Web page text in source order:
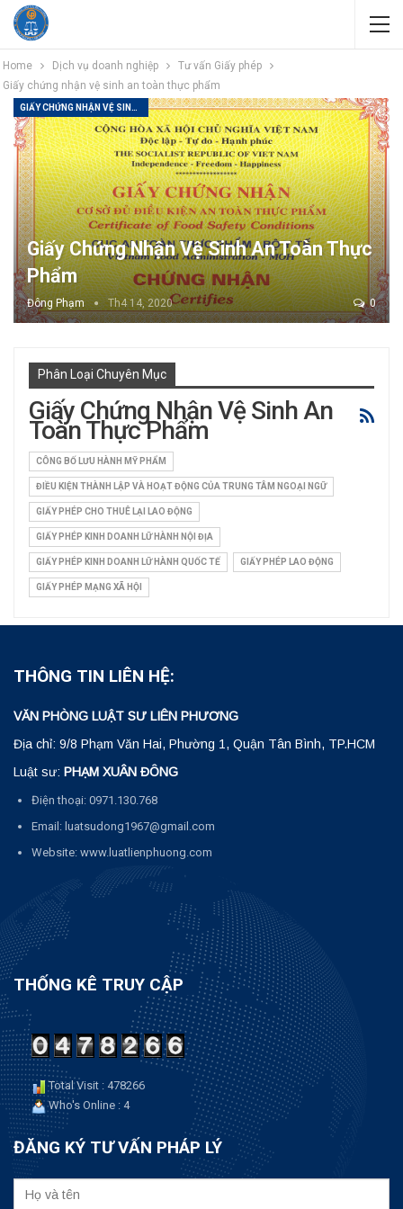
Home Dịch vụ doanh nghiệp
Tư vấn Giấy phép
Giấy chứng nhận vệ sinh an toàn thực phẩm
GIẤY CHỨNG NHẬN VỆ SINH AN TOÀN THỰC PHẨM
Giấy Chứng Nhận Vệ Sinh An Toàn Thực
Phẩm
Đông Phạm Th4 14, 2020 0
Phân Loại Chuyên Mục
Giấy Chứng Nhận Vệ Sinh An
Toàn Thực Phẩm
CÔNG BỐ LƯU HÀNH MỸ PHẨM
ĐIỀU KIỆN THÀNH LẬP VÀ HOẠT ĐỘNG CỦA TRUNG TÂM NGOẠI NGỮ
GIẤY PHÉP CHO THUÊ LẠI LAO ĐỘNG
GIẤY PHÉP KINH DOANH LỮ HÀNH NỘI ĐỊA
GIẤY PHÉP KINH DOANH LỮ HÀNH QUỐC TẾ GIẤY PHÉP LAO ĐỘNG
GIẤY PHÉP MẠNG XÃ HỘI
THÔNG TIN LIÊN HỆ:
VĂN PHÒNG LUẬT SƯ LIÊN PHƯƠNG
Địa chỉ: 9/8 Phạm Văn Hai, Phường 1, Quận Tân Bình, TP.HCM
Luật sư: PHẠM XUÂN ĐÔNG
Điện thoại: 0971.130.768
Email: luatsudong1967@gmail.com
Website: www.luatlienphuong.com
THỐNG KÊ TRUY CẬP
Total Visit : 478266
Who's Online : 4
ĐĂNG KÝ TƯ VẤN PHÁP LÝ